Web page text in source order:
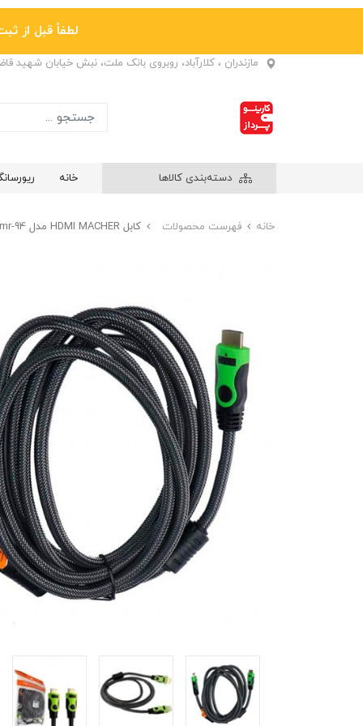
لطفاً قبل از ثبت
مازندران ، کلارآباد، روبروی بانک ملت، نبش خیابان شهید
دسته‌بندی کالاها خانه
خانه فهرست محصولات کابل HDMI MACHER مدل mr-94 طول 1.5 متر